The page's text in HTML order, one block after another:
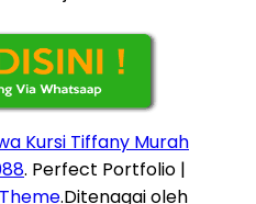
Kursi Tiffany Murah
. Perfect Portfolio |
.Ditenagai oleh